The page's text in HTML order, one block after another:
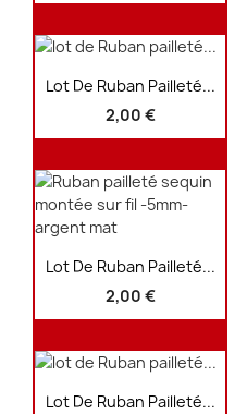
Aperçu rapide
Lot De Ruban Pailleté...
2,00 €
Aperçu rapide
Lot De Ruban Pailleté...
2,00 €
Aperçu rapide
Lot De Ruban Pailleté...